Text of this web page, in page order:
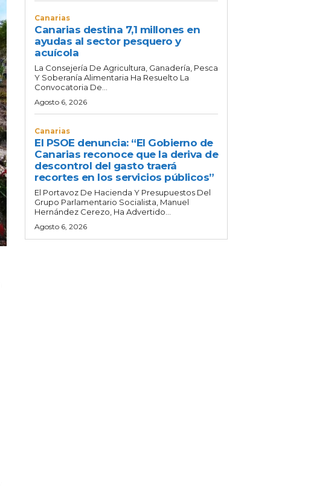
Canarias
Canarias destina 7,1 millones en
ayudas al sector pesquero y
acuícola
La Consejería De Agricultura, Ganadería, Pesca
Y Soberanía Alimentaria Ha Resuelto La
Convocatoria De...
Agosto 6, 2026
Canarias
El PSOE denuncia: “El Gobierno de
Canarias reconoce que la deriva de
descontrol del gasto traerá
recortes en los servicios públicos”
El Portavoz De Hacienda Y Presupuestos Del
Grupo Parlamentario Socialista, Manuel
Hernández Cerezo, Ha Advertido...
Agosto 6, 2026